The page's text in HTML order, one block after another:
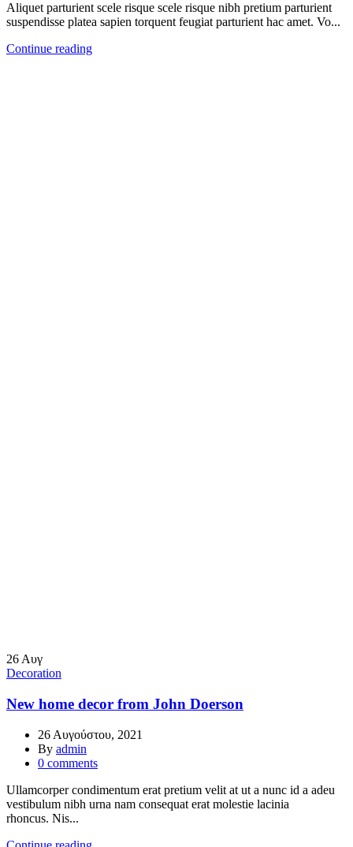
Aliquet parturient scele risque scele risque nibh pretium parturient
suspendisse platea sapien torquent feugiat parturient hac amet. Vo...
Continue reading
26 Αυγ
Decoration
New home decor from John Doerson
26 Αυγούστου, 2021
By admin
0 comments
Ullamcorper condimentum erat pretium velit at ut a nunc id a adeu
vestibulum nibh urna nam consequat erat molestie lacinia
rhoncus. Nis...